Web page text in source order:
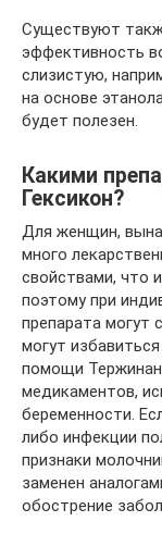
Существуют
эффективность
слизистую,
на основе
будет полезен.
Какими
Гексикон?
Для женщин,
много
свойствами, что
поэтому при
препарата могут
могут
помощи
медикаментов,
беременности.
либо инфекции
признаки
заменен
обострение